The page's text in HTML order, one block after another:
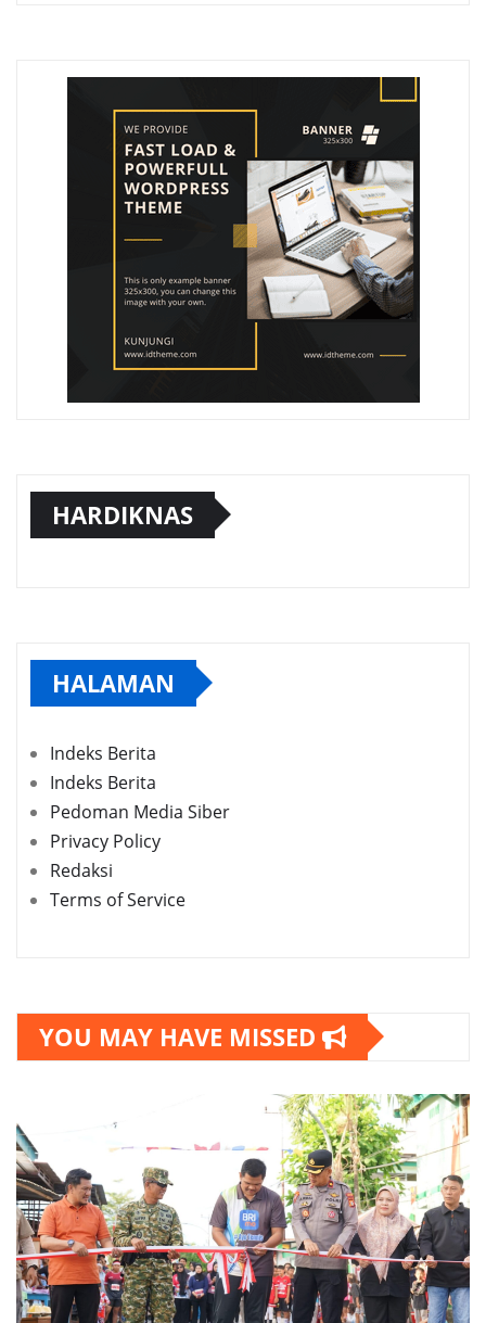
HARDIKNAS
HALAMAN
Indeks Berita
Indeks Berita
Pedoman Media Siber
Privacy Policy
Redaksi
Terms of Service
YOU MAY HAVE MISSED